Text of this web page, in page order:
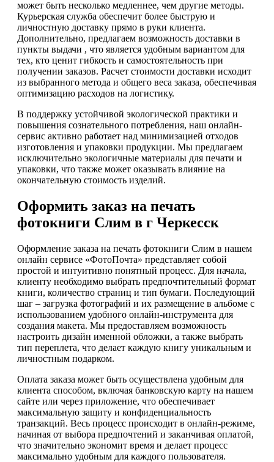
может быть несколько медленнее, чем другие методы.
Курьерская служба обеспечит более быструю и
личностную доставку прямо в руки клиента.
Дополнительно, предлагаем возможность доставки в
пункты выдачи , что является удобным вариантом для
тех, кто ценит гибкость и самостоятельность при
получении заказов. Расчет стоимости доставки исходит
из выбранного метода и общего веса заказа, обеспечивая
оптимизацию расходов на логистику.
В поддержку устойчивой экологической практики и
повышения сознательного потребления, наш онлайн-
сервис активно работает над минимизацией отходов
изготовления и упаковки продукции. Мы предлагаем
исключительно экологичные материалы для печати и
упаковки, что также может оказывать влияние на
окончательную стоимость изделий.
Оформить заказ на печать
фотокниги Слим в г Черкесск
Оформление заказа на печать фотокниги Слим в нашем
онлайн сервисе «ФотоПочта» представляет собой
простой и интуитивно понятный процесс. Для начала,
клиенту необходимо выбрать предпочтительный формат
книги, количество страниц и тип бумаги. Последующий
шаг – загрузка фотографий и их размещение в альбоме с
использованием удобного онлайн-инструмента для
создания макета. Мы предоставляем возможность
настроить дизайн именной обложки, а также выбрать
тип переплета, что делает каждую книгу уникальным и
личностным подарком.
Оплата заказа может быть осуществлена удобным для
клиента способом, включая банковскую карту на нашем
сайте или через приложение, что обеспечивает
максимальную защиту и конфиденциальность
транзакций. Весь процесс происходит в онлайн-режиме,
начиная от выбора предпочтений и заканчивая оплатой,
что значительно экономит время и делает процесс
максимально удобным для каждого пользователя.